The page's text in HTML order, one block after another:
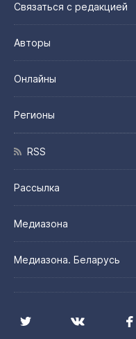
Связаться с редакцией
Авторы
Онлайны
Регионы
RSS
Рассылка
Медиазона
Медиазона. Беларусь